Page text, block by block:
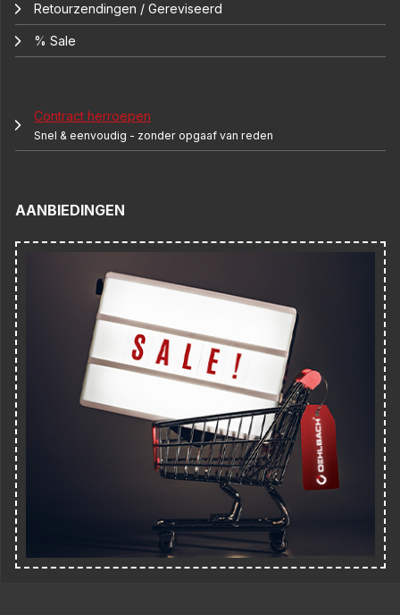
Retourzendingen / Gereviseerd
% Sale
Contract herroepen
Snel & eenvoudig - zonder opgaaf van reden
AANBIEDINGEN